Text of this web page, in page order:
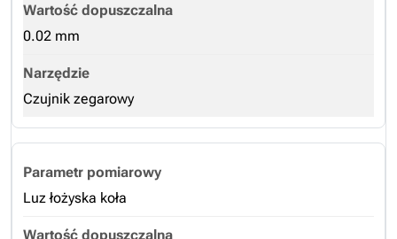
0.02 mm
Czujnik zegarowy
Luz łożyska koła